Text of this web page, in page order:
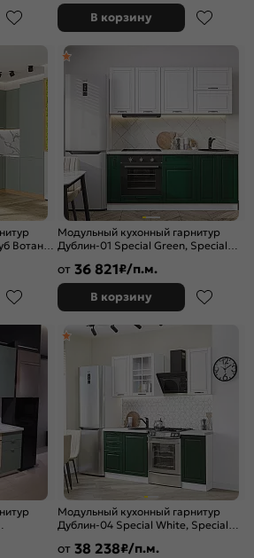
В корзину
Вотан
Модульный кухонный гарнитур
Дублин-01 Special Green, Special
от 36 821₽/п.м.
В корзину
Модульный кухонный гарнитур
Дублин-04 Special White, Special
от 38 238₽/п.м.